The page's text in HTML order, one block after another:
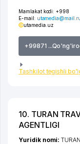
Mamlakat kodi: +998
E-mail:
utamedia.uz
+99871
Tashkilot tegishli
10. TURAN
AGENTLIGI
Yuridik nomi: